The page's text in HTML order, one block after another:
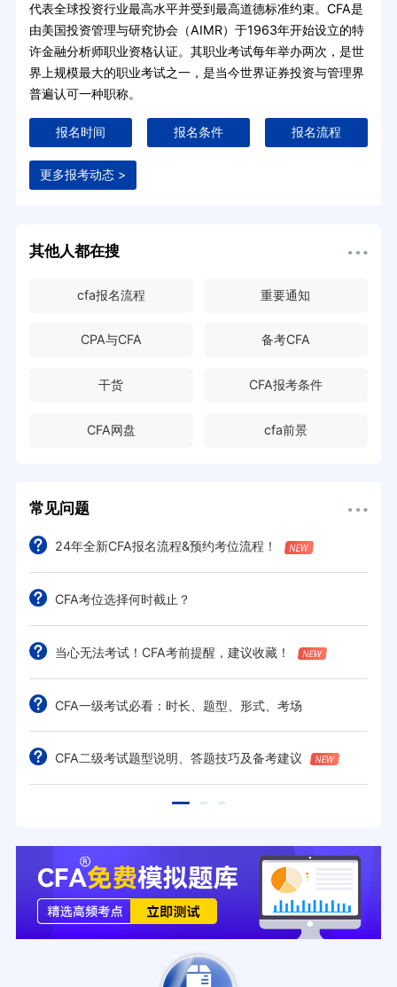
代表全球投资行业最高水平并受到最高道德标准约束。CFA是
由美国投资管理与研究协会（AIMR）于1963年开始设立的特
许金融分析师职业资格认证。其职业考试每年举办两次，是世
界上规模最大的职业考试之一，是当今世界证券投资与管理界
普遍认可一种职称。
报名时间 报名条件 报名流程
更多报考动态 >
其他人都在搜
cfa报名流程 重要通知
CPA与CFA 备考CFA
干货 CFA报考条件
CFA网盘 cfa前景
常见问题
24年全新CFA报名流程&预约考位流程！
CFA考位选择何时截止？
当心无法考试！CFA考前提醒，建议收藏！
CFA一级考试必看：时长、题型、形式、考场
CFA二级考试题型说明、答题技巧及备考建议